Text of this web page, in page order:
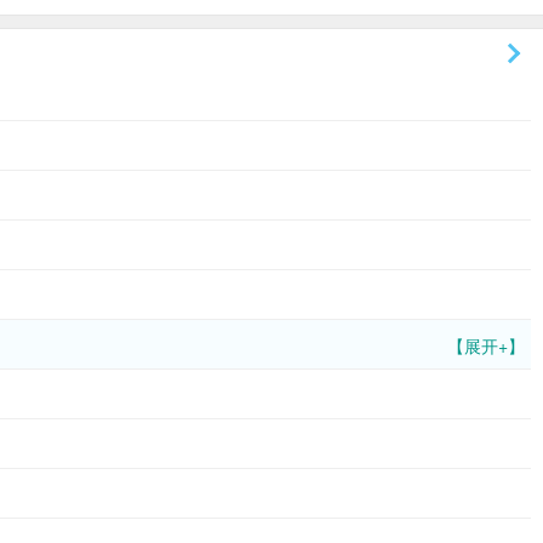
【展开+】